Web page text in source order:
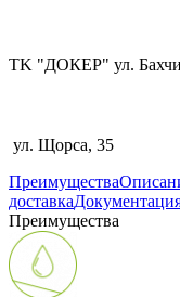
TK "ДОКЕР" ул.
ул. Щорса, 35
Преимущества
доставка
Преимущества